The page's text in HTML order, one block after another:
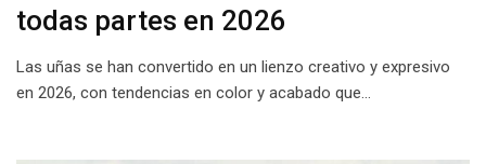
todas partes en 2026
Las uñas se han convertido en un lienzo creativo y expresivo
en 2026, con tendencias en color y acabado que…